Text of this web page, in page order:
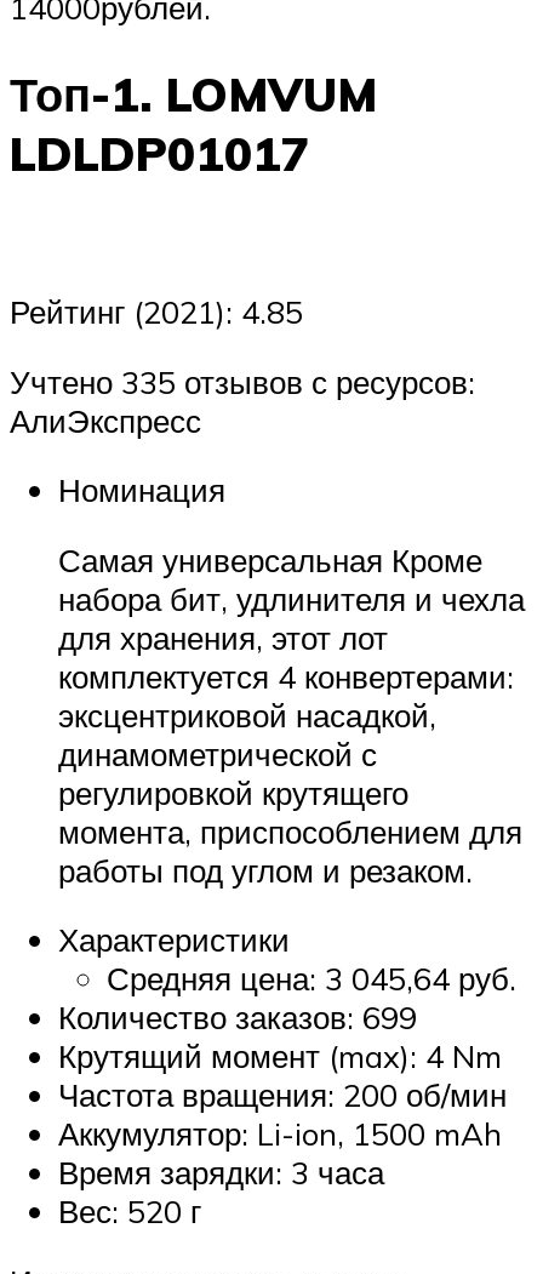
Топ-1. LOMVUM
LDLDP01017
Рейтинг (2021): 4.85
Учтено 335 отзывов с ресурсов:
АлиЭкспресс
Номинация
Самая универсальная Кроме
набора бит, удлинителя и чехла
для хранения, этот лот
комплектуется 4 конвертерами:
эксцентриковой насадкой,
динамометрической с
регулировкой крутящего
момента, приспособлением для
работы под углом и резаком.
Характеристики
Средняя цена: 3 045,64 руб.
Количество заказов: 699
Крутящий момент (max): 4 Nm
Частота вращения: 200 об/мин
Аккумулятор: Li-ion, 1500 mAh
Время зарядки: 3 часа
Вес: 520 г